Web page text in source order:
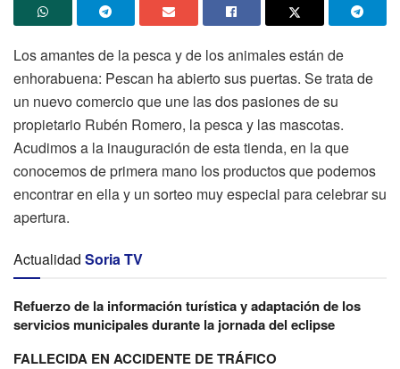
Los amantes de la pesca y de los animales están de
enhorabuena: Pescan ha abierto sus puertas. Se trata de
un nuevo comercio que une las dos pasiones de su
propietario Rubén Romero, la pesca y las mascotas.
Acudimos a la inauguración de esta tienda, en la que
conocemos de primera mano los productos que podemos
encontrar en ella y un sorteo muy especial para celebrar su
apertura.
Actualidad Soria TV
Refuerzo de la información turística y adaptación de los
servicios municipales durante la jornada del eclipse
FALLECIDA EN ACCIDENTE DE TRÁFICO